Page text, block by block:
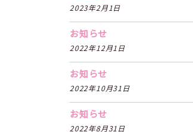
2023年2月1日
お知らせ
2022年12月1日
お知らせ
2022年10月31日
お知らせ
2022年8月31日